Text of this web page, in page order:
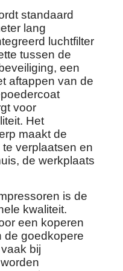
standaard
lang
luchtfilter
tussen de
een
aftappen van de
voor
Het
maakt de
verplaatsen en
de werkplaats
is de
kwaliteit.
een koperen
de goedkopere
bij